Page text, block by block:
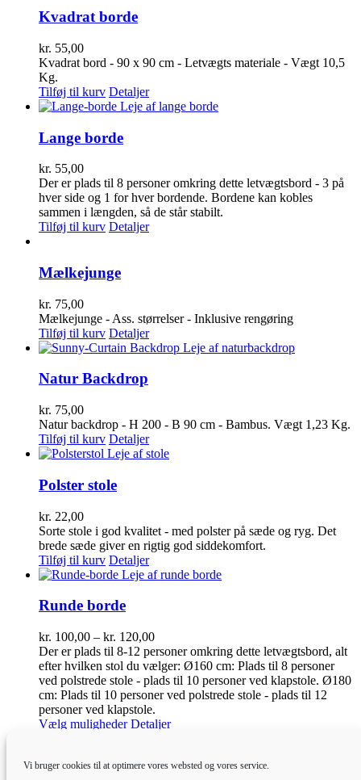
Vi bruger cookies til at optimere vores websted og vores service.
Kvadrat borde
kr. 55,00
Kvadrat bord - 90 x 90 cm - Letvægts materiale - Vægt 10,5
Kg.
Tilføj til kurv Detaljer
Lange borde
kr. 55,00
Der er plads til 8 personer omkring dette letvægtsbord - 3 på
hver side og 1 for hver bordende. Bordene kan kobles
sammen i længden, så de står stabilt.
Tilføj til kurv Detaljer
Mælkejunge
kr. 75,00
Mælkejunge - Ass. størrelser - Inklusive rengøring
Tilføj til kurv Detaljer
Natur Backdrop
kr. 75,00
Natur backdrop - H 200 - B 90 cm - Bambus. Vægt 1,23 Kg.
Tilføj til kurv Detaljer
Polster stole
kr. 22,00
Sorte stole i god kvalitet - med polster på sæde og ryg. Det
brede sæde giver en rigtig god siddekomfort.
Tilføj til kurv Detaljer
Runde borde
kr. 100,00 – kr. 120,00Prisinterval:
kr. 100,00
til
kr. 120,00
Der er plads til 8-12 personer omkring dette letvægtsbord, alt
efter hvilken stol du vælger: Ø160 cm: Plads til 8 personer
ved polstrede stole - plads til 10 personer ved klapstole. Ø180
cm: Plads til 10 personer ved polstrede stole - plads til 12
personer ved klapstole.
Vælg muligheder Dette
flere
Detaljer
Staffeli